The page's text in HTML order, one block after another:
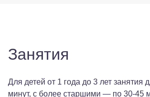
Занятия
Для детей от 1 года до 3 лет занятия
минут, с более старшими — по 30-45